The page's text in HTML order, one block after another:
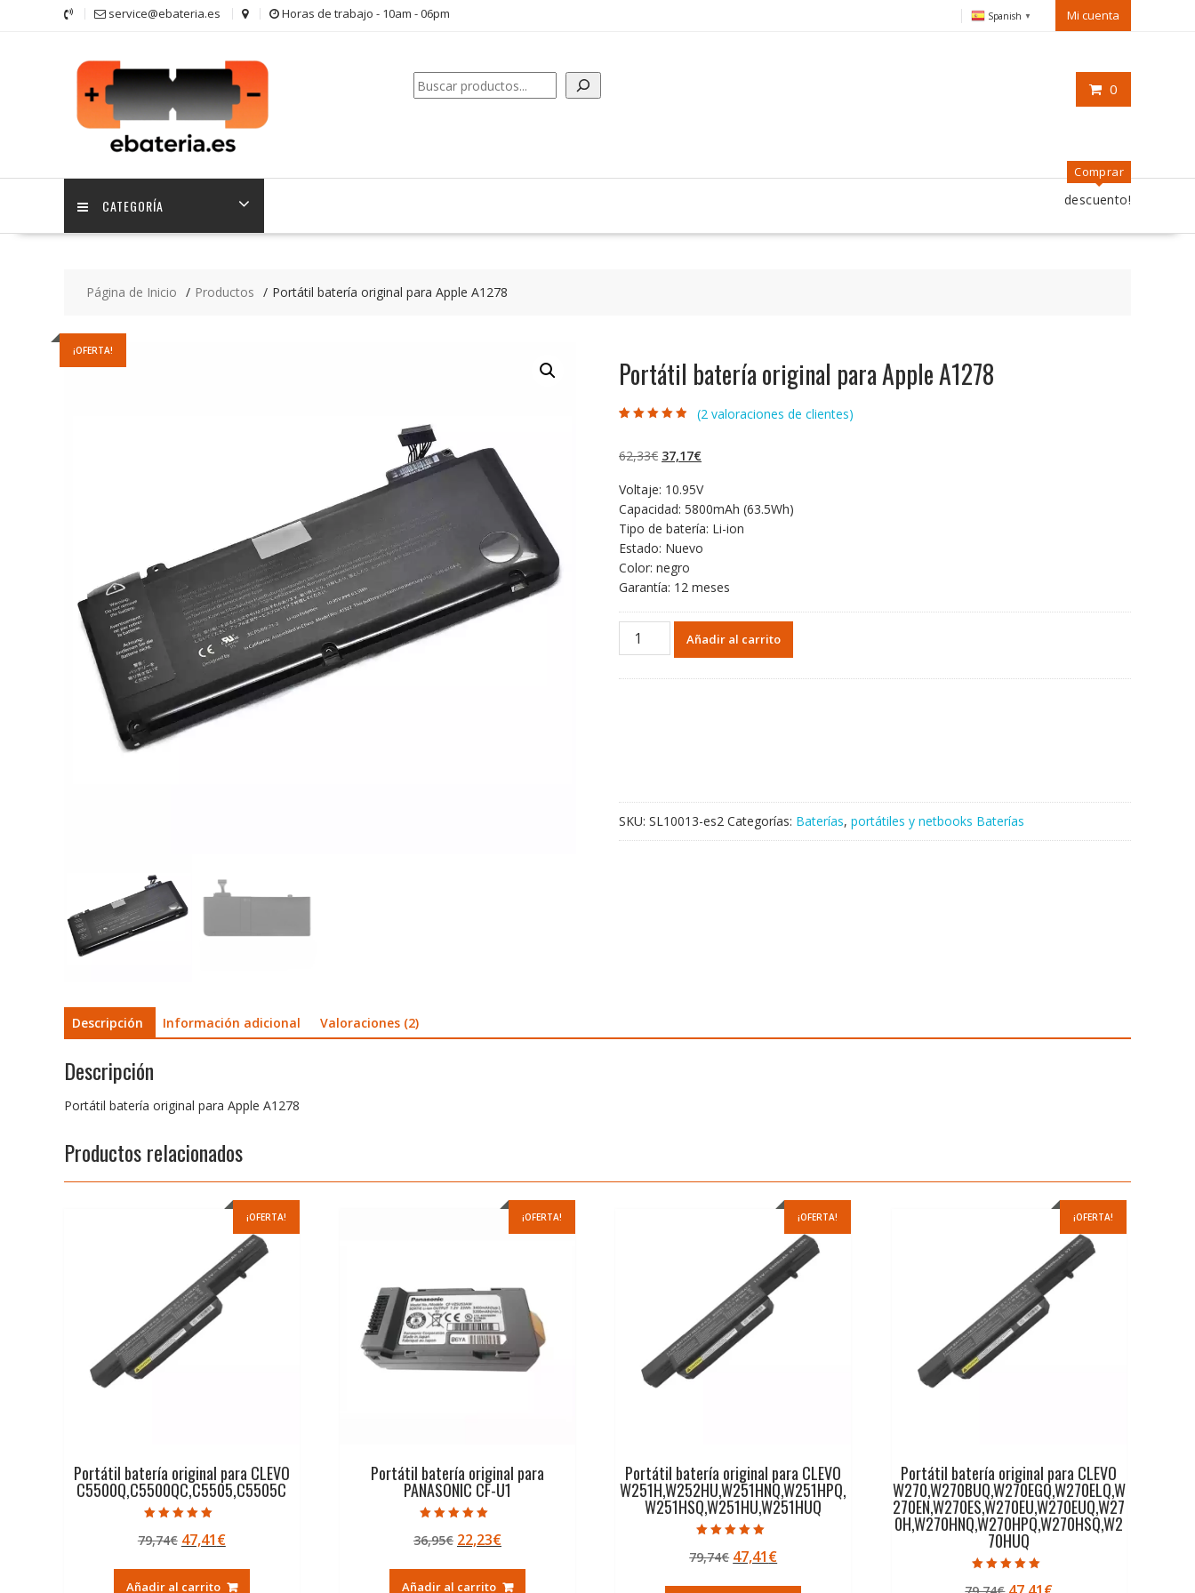
service@ebateria.es Horas de trabajo - 10am - 06pm Spanish ▼ Mi cuenta
0
Buscar
CATEGORÍA
Comprar
descuento!
Página de Inicio Productos Portátil batería original para Apple A1278
¡OFERTA!
Portátil batería original para Apple A1278
base a
valoraciones
(2 valoraciones de clientes)
62,33€ El
original
era:
62,33€.
37,17€El
actual
es:
37,17€.
Voltaje: 10.95V
Capacidad: 5800mAh (63.5Wh)
Tipo de batería: Li-ion
Estado: Nuevo
Color: negro
Garantía: 12 meses
Portátil
Añadir al carrito
SKU: SL10013-es2 Categorías: Baterías, portátiles y netbooks Baterías
Descripción Información adicional Valoraciones (2)
Descripción
Portátil batería original para Apple A1278
Productos relacionados
¡OFERTA!
Portátil batería original para CLEVO
C5500Q,C5500QC,C5505,C5505C
5.00
de 5
79,74€ El
original
47,41€El
actual
Añadir al carrito
¡OFERTA!
Portátil batería original para
PANASONIC CF-U1
5.00
de 5
36,95€ El
original
22,23€El
actual
Añadir al carrito
¡OFERTA!
Portátil batería original para CLEVO
W251H,W252HU,W251HNQ,W251HPQ,
W251HSQ,W251HU,W251HUQ
5.00
de 5
79,74€ El
47,41€El
¡OFERTA!
Portátil batería original para CLEVO
W270,W270BUQ,W270EGQ,W270ELQ,W
270EN,W270ES,W270EU,W270EUQ,W27
0H,W270HNQ,W270HPQ,W270HSQ,W2
70HUQ
5.00